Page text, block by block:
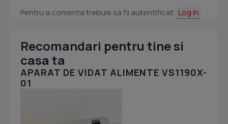
Pentru a comenta trebuie sa fii autentificat. Log in
Recomandari pentru tine si
casa ta
APARAT DE VIDAT ALIMENTE VS1190X-
01